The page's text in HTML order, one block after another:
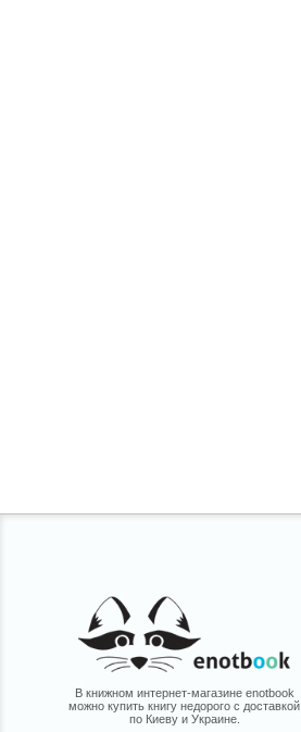
В книжном интернет-магазине enotbook
можно купить книгу недорого с доставкой
по Киеву и Украине.